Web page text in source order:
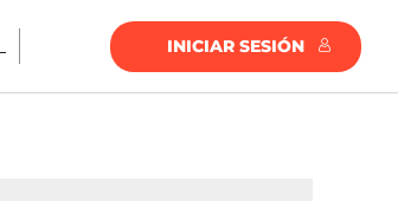
INICIAR SESIÓN